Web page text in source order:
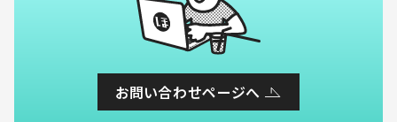
お問い合わせページへ